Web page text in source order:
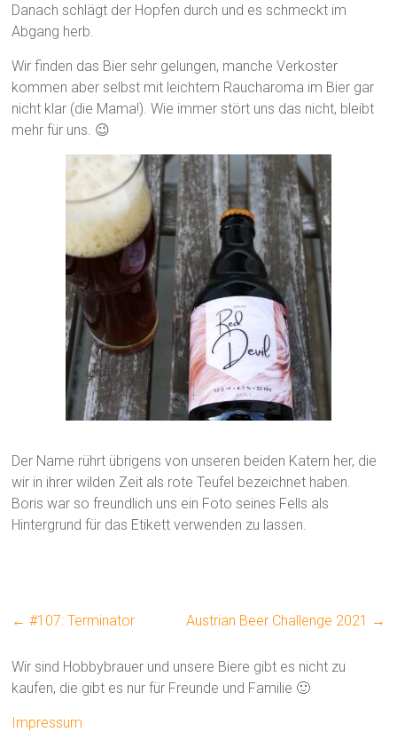
Danach schlägt der Hopfen durch und es schmeckt im
Abgang herb.
Wir finden das Bier sehr gelungen, manche Verkoster
kommen aber selbst mit leichtem Raucharoma im Bier gar
nicht klar (die Mama!). Wie immer stört uns das nicht, bleibt
mehr für uns. 😉
Der Name rührt übrigens von unseren beiden Katern her, die
wir in ihrer wilden Zeit als rote Teufel bezeichnet haben.
Boris war so freundlich uns ein Foto seines Fells als
Hintergrund für das Etikett verwenden zu lassen.
← #107: Terminator Austrian Beer Challenge 2021 →
Wir sind Hobbybrauer und unsere Biere gibt es nicht zu
kaufen, die gibt es nur für Freunde und Familie 🙂
Impressum